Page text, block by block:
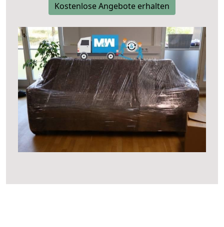
Kostenlose Angebote erhalten